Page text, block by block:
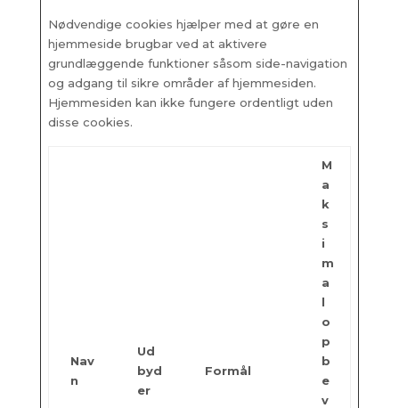
Nødvendige cookies hjælper med at gøre en
hjemmeside brugbar ved at aktivere
grundlæggende funktioner såsom side-navigation
og adgang til sikre områder af hjemmesiden.
Hjemmesiden kan ikke fungere ordentligt uden
disse cookies.
Nav
n
Ud
byd
er
Formål
M
a
k
s
i
m
a
l
o
p
b
e
v